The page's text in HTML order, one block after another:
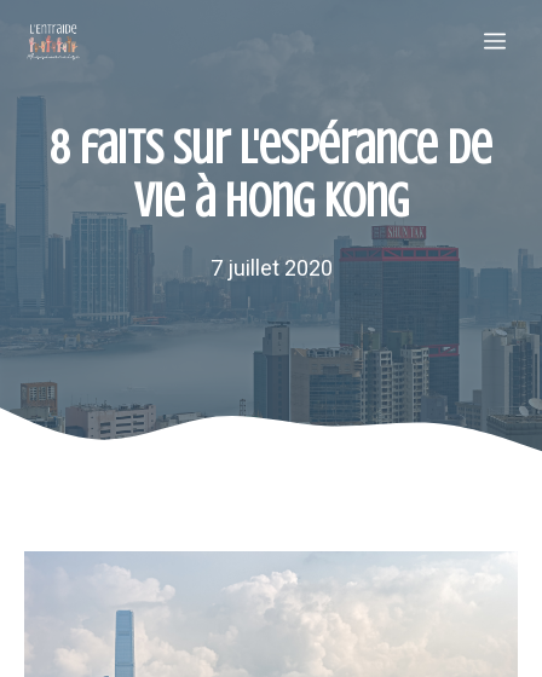
8 faits sur l'espérance de
vie à Hong Kong
7 juillet 2020